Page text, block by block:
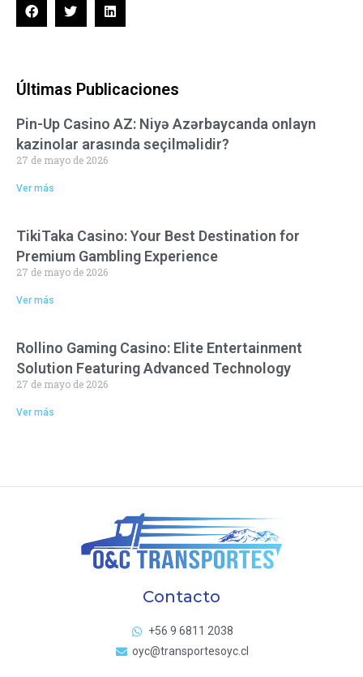
Últimas Publicaciones
Pin-Up Casino AZ: Niyə Azərbaycanda onlayn
kazinolar arasında seçilməlidir?
27 de mayo de 2026
Ver más
TikiTaka Casino: Your Best Destination for
Premium Gambling Experience
27 de mayo de 2026
Ver más
Rollino Gaming Casino: Elite Entertainment
Solution Featuring Advanced Technology
27 de mayo de 2026
Ver más
Contacto
+56 9 6811 2038
oyc@transportesoyc.cl